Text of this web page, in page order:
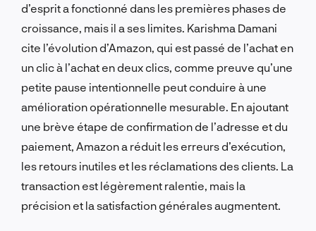
d’esprit a fonctionné dans les premières phases de
croissance, mais il a ses limites. Karishma Damani
cite l’évolution d’Amazon, qui est passé de l’achat en
un clic à l’achat en deux clics, comme preuve qu’une
petite pause intentionnelle peut conduire à une
amélioration opérationnelle mesurable. En ajoutant
une brève étape de confirmation de l’adresse et du
paiement, Amazon a réduit les erreurs d’exécution,
les retours inutiles et les réclamations des clients. La
transaction est légèrement ralentie, mais la
précision et la satisfaction générales augmentent.